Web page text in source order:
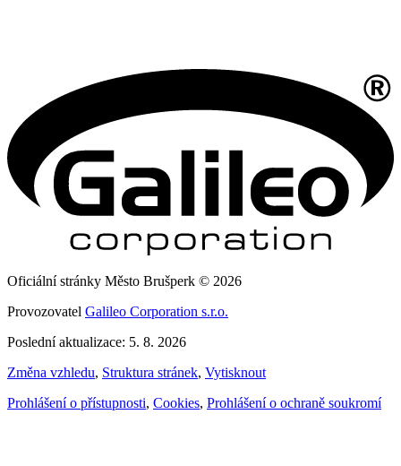
Oficiální stránky Město Brušperk © 2026
Provozovatel Galileo Corporation s.r.o.
Poslední aktualizace: 5. 8. 2026
Změna vzhledu, Struktura stránek, Vytisknout
Prohlášení o přístupnosti, Cookies, Prohlášení o ochraně soukromí